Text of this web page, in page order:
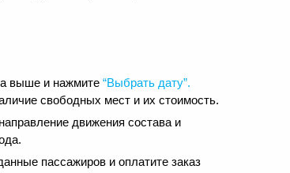
выше и нажмите “Выбрать дату”.
свободных мест и их стоимость.
движения состава и
пассажиров и оплатите заказ